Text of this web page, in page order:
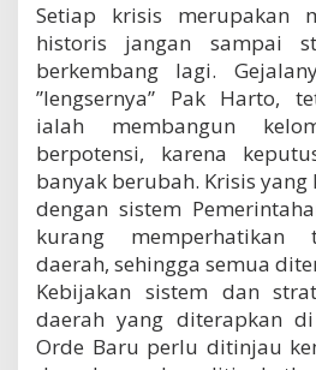
Setiap krisis merupakan
historis jangan sampai
berkembang lagi.
”lengsernya” Pak Harto,
ialah membangun
berpotensi, karena
banyak berubah. Krisis
dengan sistem
kurang memperhatikan
daerah, sehingga semua
Kebijakan sistem dan
daerah yang diterapkan
Orde Baru perlu ditinjau